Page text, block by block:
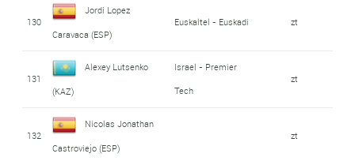
130
Jordi Lopez
Caravaca (ESP)
Euskaltel - Euskadi zt
131
Alexey Lutsenko
(KAZ)
Israel - Premier
Tech
zt
132
Nicolas Jonathan
Castroviejo (ESP)
zt